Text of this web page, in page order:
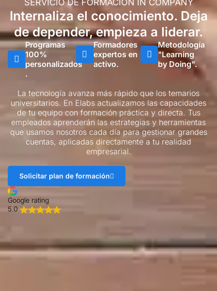
SERVICIO DE FORMACIÓN IN COMPANY
Internaliza el conocimiento. Deja
de depender, empieza a liderar.
Programas
100%
personalizados
.
Formadores
expertos en
activo.
Metodología
"Learning
by Doing".
La tecnología avanza más rápido que los temarios
universitarios. En Elabs actualizamos las capacidades
de tu equipo con formación práctica y directa. Tus
empleados aprenderán las estrategias y herramientas
que usamos nosotros cada día para gestionar grandes
cuentas, aplicadas directamente a tu realidad
empresarial.
Solicitar plan de formación
Google rating
5.0